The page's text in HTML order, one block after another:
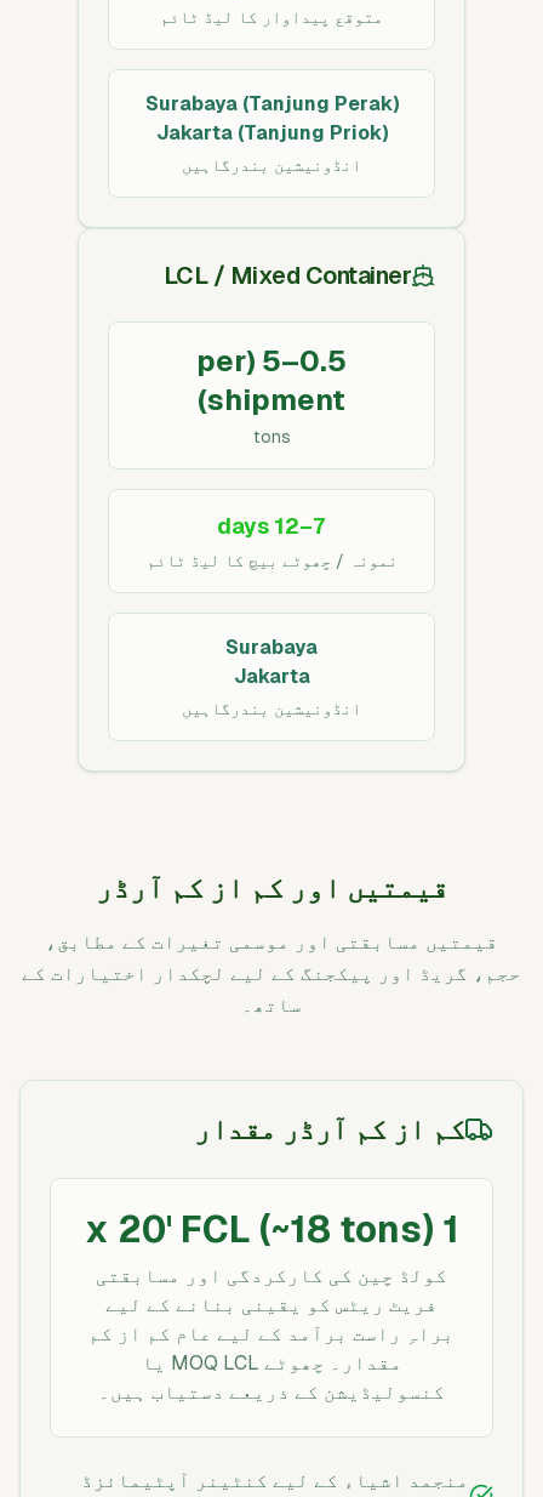
متوقع پیداوار کا لیڈ ٹائم
Surabaya (Tanjung Perak)
Jakarta (Tanjung Priok)
انڈونیشین بندرگاہیں
LCL / Mixed Container
0.5–5 (per
shipment)
tons
7–12 days
نمونہ / چھوٹے بیچ کا لیڈ ٹائم
Surabaya
Jakarta
انڈونیشین بندرگاہیں
قیمتیں اور کم از کم آرڈر
قیمتیں مسابقتی اور موسمی تغیرات کے مطابق،
حجم، گریڈ اور پیکجنگ کے لیے لچکدار اختیارات کے
ساتھ۔
کم از کم آرڈر مقدار
1 x 20' FCL (~18 tons)
کولڈ چین کی کارکردگی اور مسابقتی
فریٹ ریٹس کو یقینی بنانے کے لیے
براہِ راست برآمد کے لیے عام کم از کم
مقدار۔ چھوٹے MOQ LCL یا
کنسولیڈیشن کے ذریعے دستیاب ہیں۔
منجمد اشیاء کے لیے کنٹینر آپٹیمائزڈ